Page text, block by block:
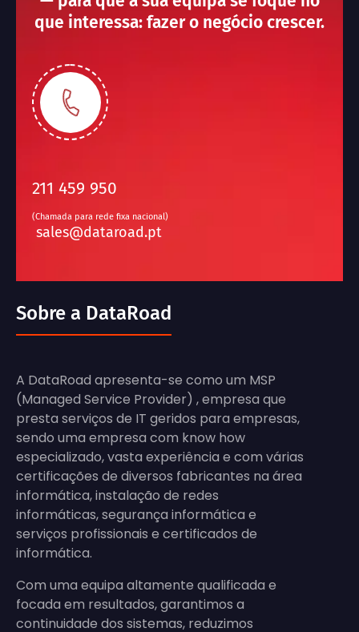
que interessa: fazer o negócio crescer.
211 459 950
(Chamada para rede fixa nacional)
sales@dataroad.pt
Sobre a DataRoad
A DataRoad apresenta-se como um MSP
(Managed Service Provider) , empresa que
presta serviços de IT geridos para empresas,
sendo uma empresa com know how
especializado, vasta experiência e com várias
certificações de diversos fabricantes na área
informática, instalação de redes
informáticas, segurança informática e
serviços profissionais e certificados de
informática.
Com uma equipa altamente qualificada e
focada em resultados, garantimos a
continuidade dos sistemas, reduzimos